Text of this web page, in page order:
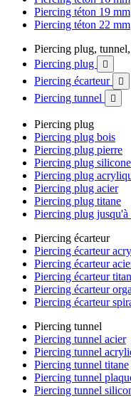
Piercing téton 19 mm
Piercing téton 22 mm
Piercing plug,
Piercing plug

Piercing écarteur 
Piercing tunnel 
Piercing plug
Piercing plug bois
Piercing plug pierre
Piercing plug silicone
Piercing plug
Piercing plug acier
Piercing plug titane
Piercing plug jusqu'à
Piercing écarteur
Piercing écarteur
Piercing écarteur
Piercing écarteur
Piercing écarteur
Piercing écarteur
Piercing tunnel
Piercing tunnel acier
Piercing tunnel
Piercing tunnel titane
Piercing tunnel
Piercing tunnel